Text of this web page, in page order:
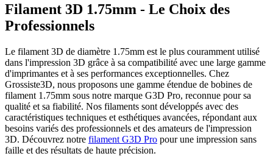
Filament 3D 1.75mm - Le Choix des
Professionnels
Le filament 3D de diamètre 1.75mm est le plus couramment utilisé
dans l'impression 3D grâce à sa compatibilité avec une large gamme
d'imprimantes et à ses performances exceptionnelles. Chez
Grossiste3D, nous proposons une gamme étendue de bobines de
filament 1.75mm sous notre marque G3D Pro, reconnue pour sa
qualité et sa fiabilité. Nos filaments sont développés avec des
caractéristiques techniques et esthétiques avancées, répondant aux
besoins variés des professionnels et des amateurs de l'impression
3D. Découvrez notre filament G3D Pro pour une impression sans
faille et des résultats de haute précision.